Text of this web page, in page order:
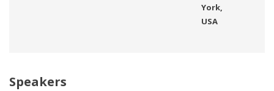
York,
USA
Speakers